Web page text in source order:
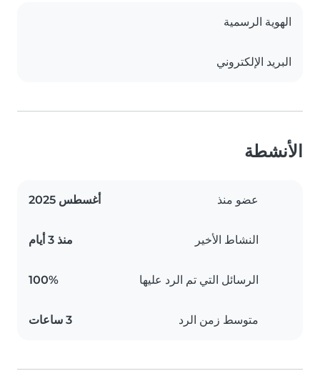
الهوية الرسمية
البريد الإلكتروني
الأنشطة
عضو منذ أغسطس 2025
النشاط الأخير منذ 3 أيام
الرسائل التي تم الرد عليها 100%
متوسط زمن الرد 3 ساعات